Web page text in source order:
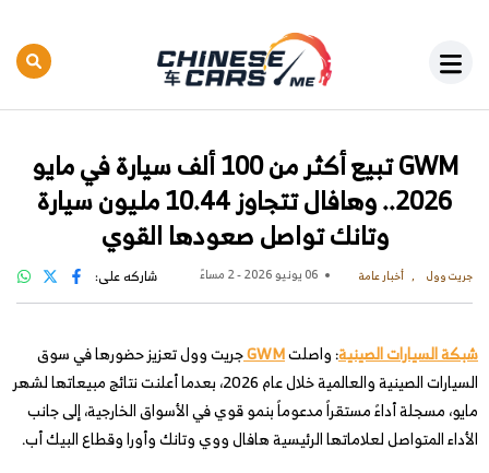
GWM تبيع أكثر من 100 ألف سيارة في مايو
2026.. وهافال تتجاوز 10.44 مليون سيارة
وتانك تواصل صعودها القوي
جريت وول أخبار عامة 06 يونيو 2026 - 2 مساءً شاركه على:
شبكة السيارات الصينية: واصلتGWMجريت وول تعزيز حضورها في سوق
السيارات الصينية والعالمية خلال عام 2026، بعدما أعلنت نتائج مبيعاتها لشهر
مايو، مسجلة أداءً مستقراً مدعوماً بنمو قوي في الأسواق الخارجية، إلى جانب
الأداء المتواصل لعلاماتها الرئيسية هافال ووي وتانك وأورا وقطاع البيك أب.